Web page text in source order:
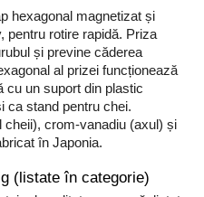
in
hexagonal magnetizat și
pentru rotire rapidă. Priza
și previne căderea
al prizei funcționează
cu un suport din plastic
ca stand pentru chei.
cheii), crom-vanadiu (axul) și
în Japonia.
(listate în categorie)